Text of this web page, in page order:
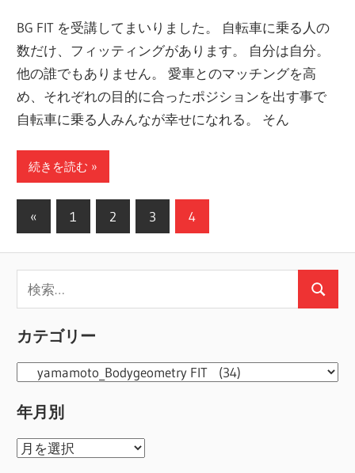
BG FIT を受講してまいりました。 自転車に乗る人の
数だけ、フィッティングがあります。 自分は自分。
他の誰でもありません。 愛車とのマッチングを高
め、それぞれの目的に合ったポジションを出す事で
自転車に乗る人みんなが幸せになれる。 そん
続きを読む
投
の
ペ
ー
ジ
送
«
の
事
1 2 3 4
索:
検
カテゴリー
ゴ
リ
ー
年月別
年